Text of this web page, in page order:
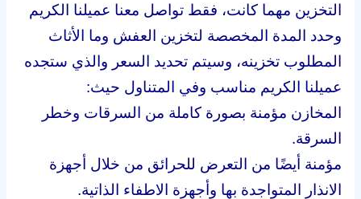
التخزين مهما كانت، فقط تواصل معنا عميلنا الكريم
وحدد المدة المخصصة لتخزين العفش وما الأثاث
المطلوب تخزينه، وسيتم تحديد السعر والذي ستجده
عميلنا الكريم مناسب وفي المتناول حيث:
المخازن مؤمنة بصورة كاملة من السرقات وخطر
السرقة.
مؤمنة أيضًا من التعرض للحرائق من خلال أجهزة
الانذار المتواجدة بها وأجهزة الاطفاء الذاتية.